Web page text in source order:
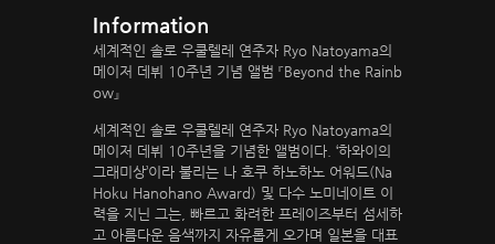
Information
세계적인 솔로 우쿨렐레 연주자 Ryo Natoyama의
메이저 데뷔 10주년 기념 앨범 『Beyond the Rainb
ow』
세계적인 솔로 우쿨렐레 연주자 Ryo Natoyama의
메이저 데뷔 10주년을 기념한 앨범이다. ‘하와이의
그래미상’이라 불리는 나 호쿠 하노하노 어워드(Na
Hoku Hanohano Award) 및 다수 노미네이트 이
력을 지닌 그는, 빠르고 화려한 프레이즈부터 섬세하
고 아름다운 음색까지 자유롭게 오가며 일본을 대표